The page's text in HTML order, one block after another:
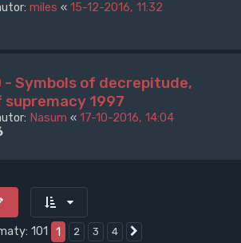
miles « 15-12-2016, 11:32
- Symbols of decrepitude,
supremacy 1997
Nasum « 17-10-2016, 14:04
101
1 2 3 4